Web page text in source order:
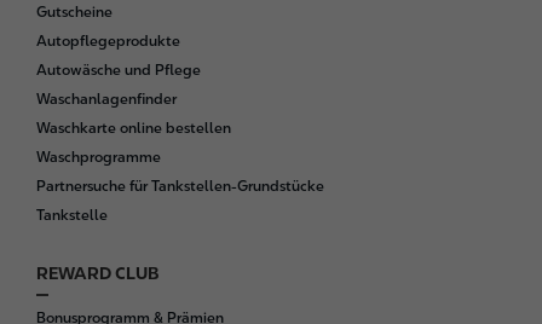
Gutscheine
Autopflegeprodukte
Autowäsche und Pflege
Waschanlagenfinder
Waschkarte online bestellen
Waschprogramme
Partnersuche für Tankstellen-Grundstücke
Tankstelle
REWARD CLUB
Bonusprogramm & Prämien